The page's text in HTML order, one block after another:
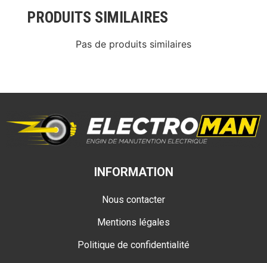
PRODUITS SIMILAIRES
Pas de produits similaires
INFORMATION
Nous contacter
Mentions légales
Politique de confidentialité